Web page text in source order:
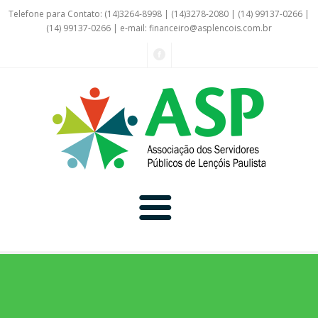
Telefone para Contato: (14)3264-8998 | (14)3278-2080 | (14) 99137-0266 |
(14) 99137-0266 | e-mail: financeiro@asplencois.com.br
Convênio Online